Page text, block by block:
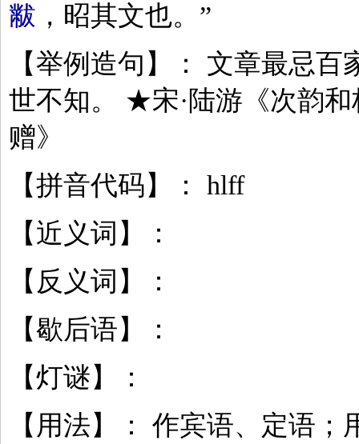
黻 ，昭其文也。”
【举例造句】： 文章最忌百
世不知。 ★宋·陆游《次韵
赠》
【拼音代码】： hlff
【近义词】：
【反义词】：
【歇后语】：
【灯谜】：
【用法】： 作宾语、定语；